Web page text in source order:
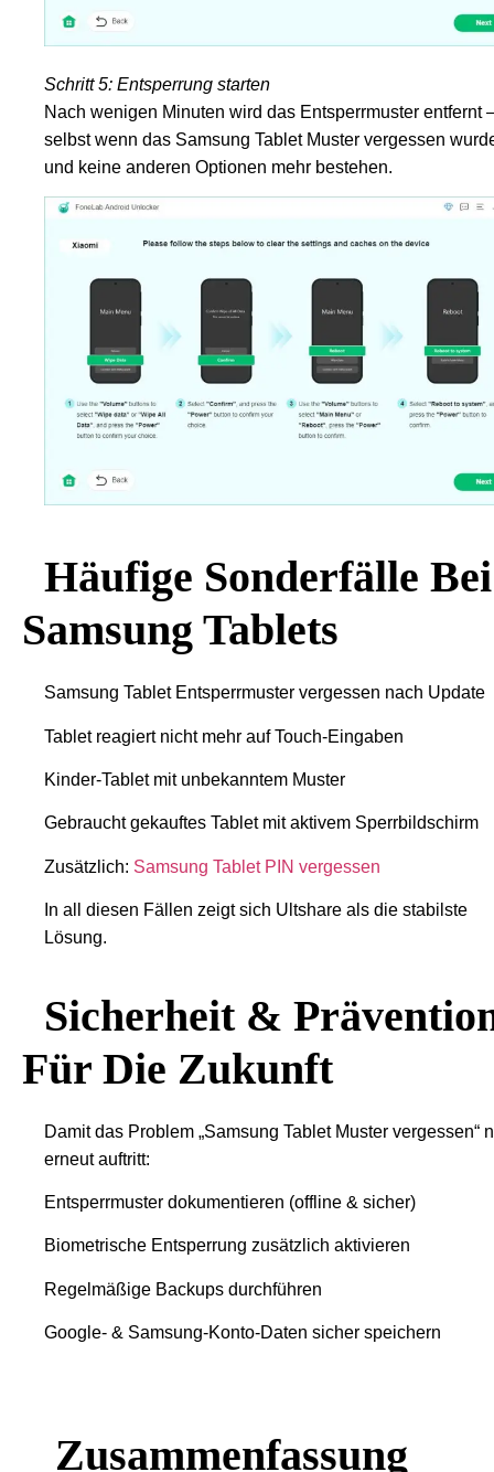
Schritt 5: Entsperrung starten
Nach wenigen Minuten wird das Entsperrmuster entfernt
selbst wenn das Samsung Tablet Muster vergessen
und keine anderen Optionen mehr bestehen.
Häufige Sonderfälle Bei
Samsung Tablets
Samsung Tablet Entsperrmuster vergessen nach Update
Tablet reagiert nicht mehr auf Touch-Eingaben
Kinder-Tablet mit unbekanntem Muster
Gebraucht gekauftes Tablet mit aktivem Sperrbildschirm
Zusätzlich: Samsung Tablet PIN vergessen
In all diesen Fällen zeigt sich Ultshare als die stabilste
Lösung.
Sicherheit &
Für Die Zukunft
Damit das Problem „Samsung Tablet Muster vergessen“
erneut auftritt:
Entsperrmuster dokumentieren (offline & sicher)
Biometrische Entsperrung zusätzlich aktivieren
Regelmäßige Backups durchführen
Google- & Samsung-Konto-Daten sicher speichern
Zusammenfassung